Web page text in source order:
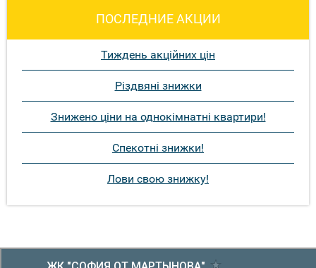
ПОСЛЕДНИЕ АКЦИИ
Тиждень акційних цін
Різдвяні знижки
Знижено ціни на однокімнатні квартири!
Спекотні знижки!
Лови свою знижку!